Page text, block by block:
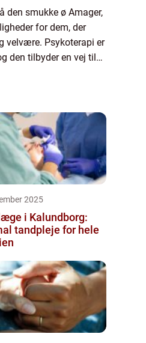
den smukke ø Amager,
for dem, der
velvære. Psykoterapi er
den tilbyder en vej til
2025
i Kalundborg:
tandpleje for hele